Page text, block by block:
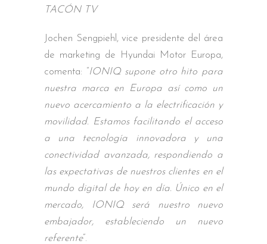
TACÓN TV
Jochen Sengpiehl, vice presidente del área
de marketing de Hyundai Motor Europa,
comenta: “IONIQ supone otro hito para
nuestra marca en Europa así como un
nuevo acercamiento a la electrificación y
movilidad. Estamos facilitando el acceso
a una tecnología innovadora y una
conectividad avanzada, respondiendo a
las expectativas de nuestros clientes en el
mundo digital de hoy en día. Único en el
mercado, IONIQ será nuestro nuevo
embajador, estableciendo un nuevo
referente”.